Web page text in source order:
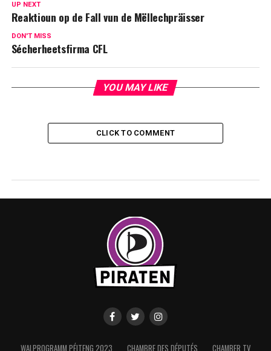
UP NEXT
Reaktioun op de Fall vun de Mëllechpräisser
DON'T MISS
Sécherheetsfirma CFL
YOU MAY LIKE
CLICK TO COMMENT
WALPROGRAMM PÉITENG 2023 CHAMBRE DES DÉPUTÉS CHAMBER TV